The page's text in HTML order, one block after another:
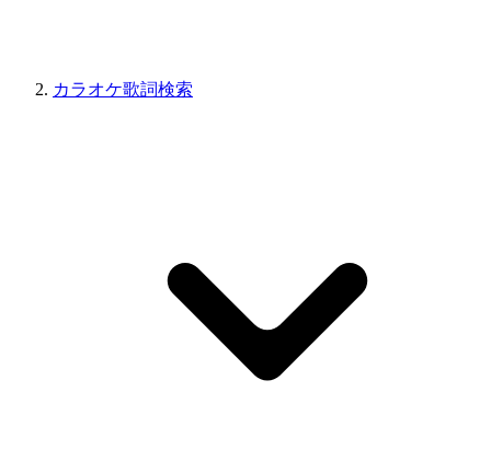
カラオケ歌詞検索